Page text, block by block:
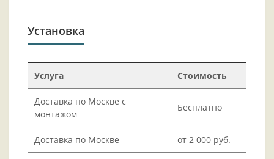
Установка
Услуга Стоимость
Доставка по Москве с
монтажом
Бесплатно
Доставка по Москве от 2 000 руб.